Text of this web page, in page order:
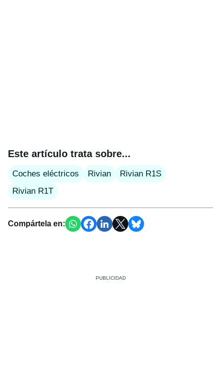
Este artículo trata sobre...
Coches eléctricos Rivian
Rivian R1S
Rivian R1T
Compártela en: